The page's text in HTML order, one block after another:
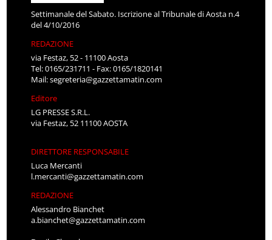
Settimanale del Sabato. Iscrizione al Tribunale di Aosta n.4
del 4/10/2016
REDAZIONE
via Festaz, 52 - 11100 Aosta
Tel: 0165/231711 - Fax: 0165/1820141
Mail:segreteria@gazzettamatin.com
Editore
LG PRESSE S.R.L.
via Festaz, 52 11100 AOSTA
DIRETTORE RESPONSABILE
Luca Mercanti
l.mercanti@gazzettamatin.com
REDAZIONE
Alessandro Bianchet
a.bianchet@gazzettamatin.com